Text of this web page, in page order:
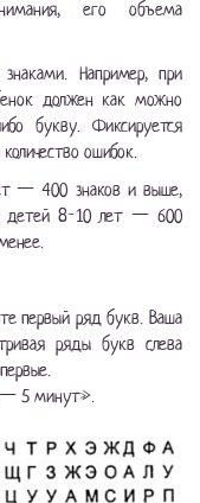
его объема
Например, при
должен как можно
букву. Фиксируется
ошибок.
— 400 знаков и выше,
детей8-10 лет — 600
первый ряд букв. Ваша
ряды букв слева
— 5 минут».